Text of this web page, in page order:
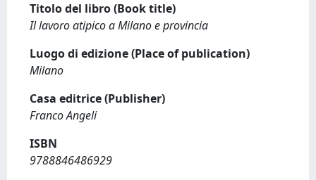
Titolo del libro (Book title)
Il lavoro atipico a Milano e provincia
Luogo di edizione (Place of publication)
Milano
Casa editrice (Publisher)
Franco Angeli
ISBN
9788846486929